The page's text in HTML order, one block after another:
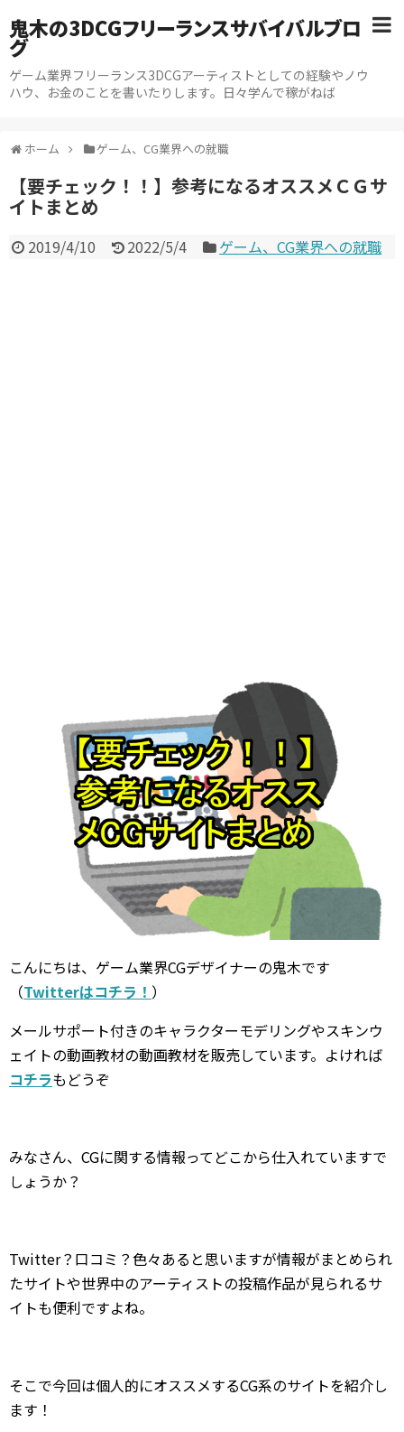
鬼木の3DCGフリーランスサバイバルブロ
グ
ゲーム業界フリーランス3DCGアーティストとしての経験やノウ
ハウ、お金のことを書いたりします。日々学んで稼がねば
ホーム ゲーム、CG業界への就職
【要チェック！！】参考になるオススメＣＧサ
イトまとめ
2019/4/10 2022/5/4 ゲーム、CG業界への就職
こんにちは、ゲーム業界CGデザイナーの鬼木です
（Twitterはコチラ！ ）
メールサポート付きのキャラクターモデリングやスキンウ
ェイトの動画教材の動画教材を販売しています。よければ
コチラもどうぞ
みなさん、CGに関する情報ってどこから仕入れていますで
しょうか？
Twitter？口コミ？色々あると思いますが情報がまとめられ
たサイトや世界中のアーティストの投稿作品が見られるサ
イトも便利ですよね。
そこで今回は個人的にオススメするCG系のサイトを紹介し
ます！